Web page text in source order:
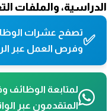
الدراسية، والملفات
✅تصفح عشرات
وفرص العمل عبر
لمتابعة الوظائف
المتقدمون عبر